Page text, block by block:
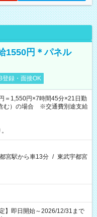
1550円＊パネル
登録・面接OK
＝1,550円×7時間45分×21日勤
む）の場合 ※交通費別途支給
宮駅から車13分 / 東武宇都宮
】即日開始～2026/12/31まで